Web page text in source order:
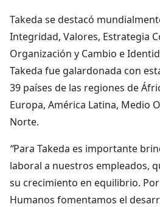
Takeda se destacó
Integridad, Valores, Estrategia
Organización y Cambio e
Takeda fue galardonada con
39 países de las regiones de
Europa, América Latina, Medio
Norte.
“Para Takeda es importante
laboral a nuestros empleados,
su crecimiento en equilibrio.
Humanos fomentamos el